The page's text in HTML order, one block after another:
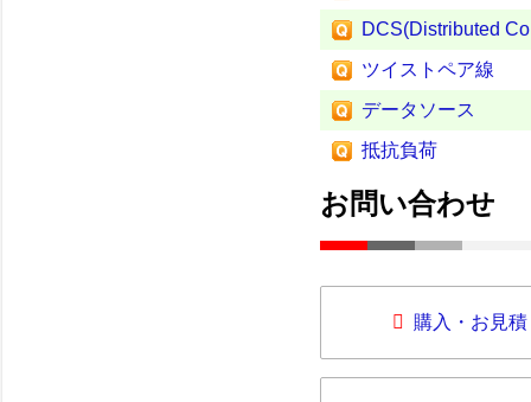
DCS(Distributed
ツイストペア線
データソース
抵抗負荷
お問い合わせ
購入・お見